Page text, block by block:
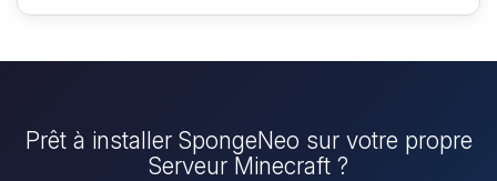
Prêt à installer SpongeNeo sur votre propre
Serveur Minecraft ?